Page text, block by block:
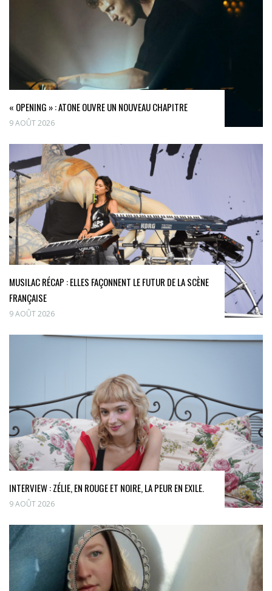
« OPENING » : ATONE OUVRE UN NOUVEAU CHAPITRE
9 AOÛT 2026
MUSILAC RÉCAP : ELLES FAÇONNENT LE FUTUR DE LA SCÈNE
FRANÇAISE
9 AOÛT 2026
INTERVIEW : ZÉLIE, EN ROUGE ET NOIRE, LA PEUR EN EXILE.
9 AOÛT 2026